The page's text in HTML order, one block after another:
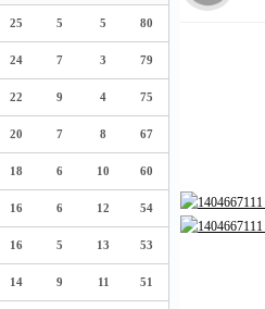
25 5 5 80
24 7 3 79
22 9 4 75
20 7 8 67
18 6 10 60
16 6 12 54
16 5 13 53
14 9 11 51